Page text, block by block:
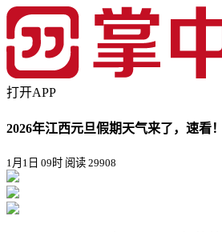
打开APP
2026年江西元旦假期天气来了，速看！
1月1日 09时 阅读 29908